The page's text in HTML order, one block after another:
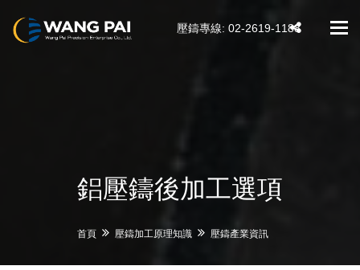
壓鑄專線: 02-2619-1188
鋁壓鑄後加工選項
首頁 壓鑄加工原理知識 壓鑄產業資訊